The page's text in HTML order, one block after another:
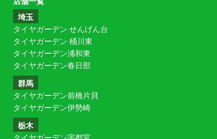
埼玉
タイヤガーデン せんげん台
タイヤガーデン 桶川東
タイヤガーデン浦和東
タイヤガーデン春日部
群馬
タイヤガーデン前橋片貝
タイヤガーデン伊勢崎
栃木